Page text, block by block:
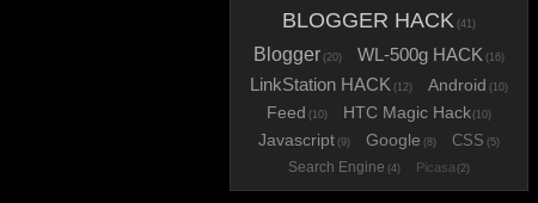
BLOGGER HACK (41)
Blogger (20) WL-500g HACK (16)
LinkStation HACK (12) Android (10)
Feed (10) HTC Magic Hack(10)
Javascript (9) Google (8) CSS (5)
Search Engine (4) Picasa (2)